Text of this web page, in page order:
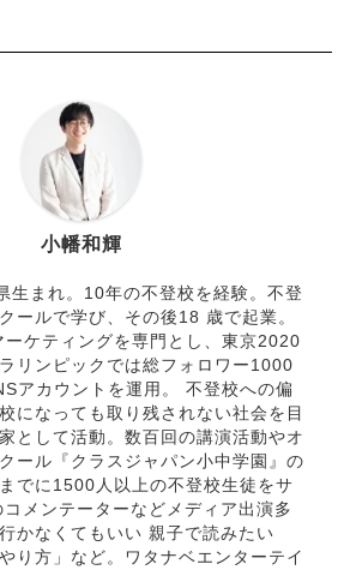
小幡和輝
生まれ。10年の不登校を経験。不登
ールで学び、その後18 歳で起業。
ケティングを専門とし、東京2020
リンピックでは総フォロワー1000
アカウントを運用。 不登校への偏
になっても取り残されない社会を目
として活動。数百回の講演活動やオ
ール『クラスジャパン小中学園』の
でに1500人以上の不登校生徒をサ
メンテーターなどメディア出演多
かなくてもいい 親子で読みたい
り方」など。ワタナベエンターテイ